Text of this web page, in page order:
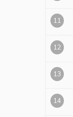
11
12
13
14